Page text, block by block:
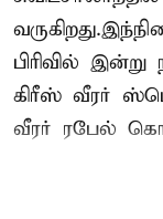
பிரிவில்
கிரீஸ் வீரர்
வீரர் ரபேல்